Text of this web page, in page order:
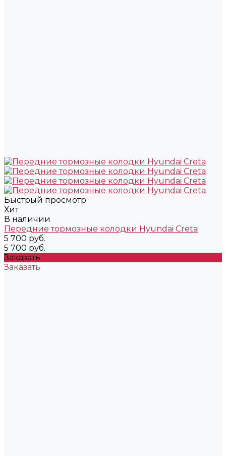
Быстрый просмотр
Хит
В наличии
Передние тормозные колодки Hyundai Creta
5 700 руб.
5 700 руб.
Заказать
Заказать